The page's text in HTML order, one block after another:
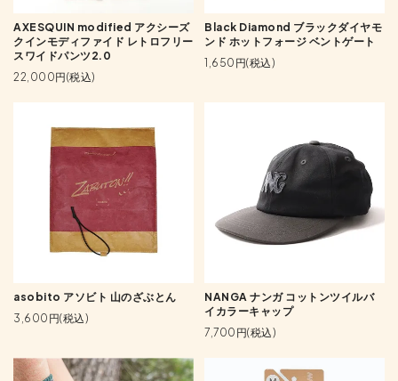
AXESQUIN modified アクシーズ
クインモディファイド レトロフリー
スワイドパンツ2.0
22,000円(税込)
Black Diamond ブラックダイヤモ
ンド ホットフォージ ベントゲート
1,650円(税込)
asobito アソビト 山のざぶとん
3,600円(税込)
NANGA ナンガ コットンツイルバ
イカラーキャップ
7,700円(税込)